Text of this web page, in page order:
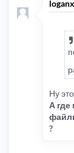
Ну
А
?